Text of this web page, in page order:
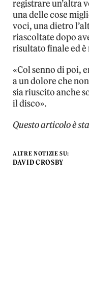
registrare un’altra
una delle cose
voci, una dietro
riascoltate dopo
risultato finale ed è
«Col senno di poi,
a un dolore che
sia riuscito anche
il disco».
Questo articolo è
ALTRE NOTIZIE SU:
DAVID CROSBY